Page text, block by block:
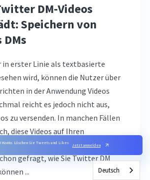
Konto. Löschen Sie Tweets und Likes
Jetzt anmelden
DM-Videos
Speichern von
DMs
erster Linie als textbasierte
wird, können die Nutzer über
in der Anwendung Videos
reicht es jedoch nicht aus,
zu versenden. In manchen Fällen
diese Videos auf Ihren
Computern zu speichern. Vielleicht
gefragt, wie Sie Twitter DM
...
Deutsch